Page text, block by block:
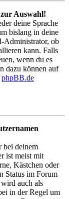
Auswahl!
deine Sprache
bislang in deine
Administrator, ob
kann. Falls
wenn du es
dazu können auf
phpBB.de
bei deinem
ist meist mit
Kästchen oder
Status im Forum
auch als
in der Regel um